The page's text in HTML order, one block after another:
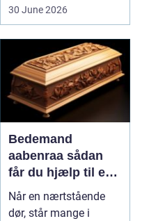
30 June 2026
Bedemand
aabenraa sådan
får du hjælp til en
værdig afsked
Når en nærtstående
dør, står mange i